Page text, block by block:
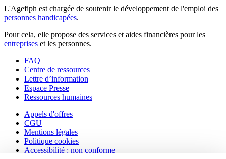
L'Agefiph est chargée de soutenir le développement de l'emploi des
personnes handicapées.
Pour cela, elle propose des services et aides financières pour les
entreprises et les personnes.
FAQ
Centre de ressources
Lettre d’information
Espace Presse
Ressources humaines
Appels d'offres
CGU
Mentions légales
Politique cookies
Accessibilité : non conforme